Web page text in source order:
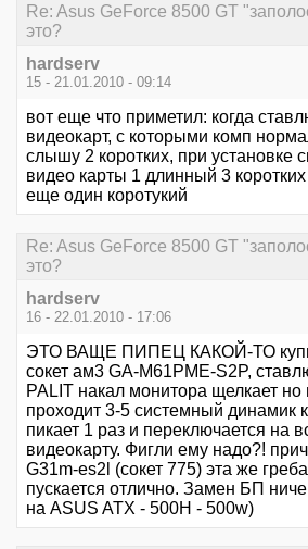
Re: Asus GeForce 8500 GT
это?
hardserv
15 - 21.01.2010 - 09:14
вот еще что приметил: когда
видеокарт, с которыми комп
слышу 2 коротких, при установке
видео карты 1 длинный 3 коротких
еще один коротукий
Re: Asus GeForce 8500 GT
это?
hardserv
16 - 22.01.2010 - 17:06
ЭТО ВАЩЕ ПИПЕЦ КАКОЙ-ТО
сокет ам3 GA-M61PME-S2P,
PALIT накал монитора щелкает но
проходит 3-5 системный динамик
пикает 1 раз и переключается на
видеокарту. Фигли ему надо?!
G31m-es2l (сокет 775) эта же
пускается отлично. Замен БП
на ASUS ATX - 500H - 500w)